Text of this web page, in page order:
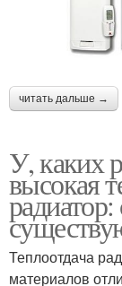
читать дальше →
У, каких
высокая
Теплоотдача
материалов